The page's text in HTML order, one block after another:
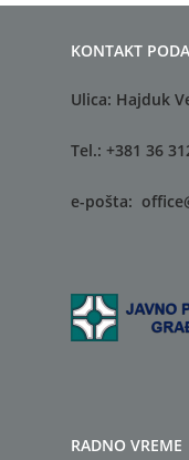
KONTAKT
Ulica: Hajduk
Tel.: +381 36
e-pošta:
RADNO VREME